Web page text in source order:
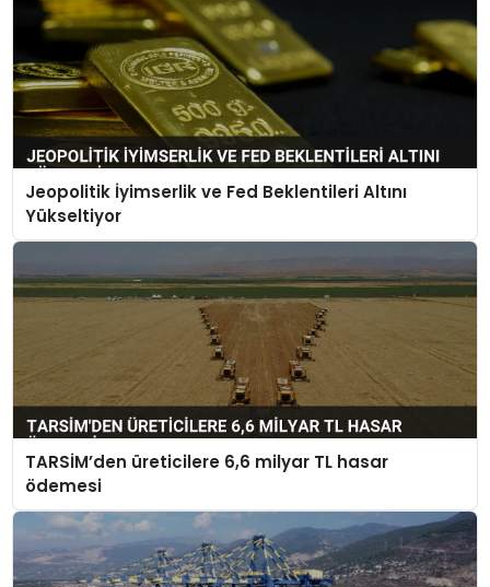
Jeopolitik İyimserlik ve Fed Beklentileri Altını
Yükseltiyor
TARSİM’den üreticilere 6,6 milyar TL hasar
ödemesi